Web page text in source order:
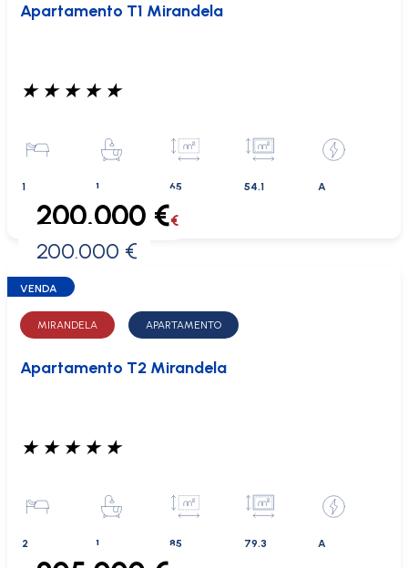
Apartamento T1 Mirandela
★ ★ ★ ★ ★
1 1 65 54.1 A
0 €
200.000 €€
200.000 €
VENDA
MIRANDELA APARTAMENTO
Apartamento T2 Mirandela
★ ★ ★ ★ ★
2 1 85 79.3 A